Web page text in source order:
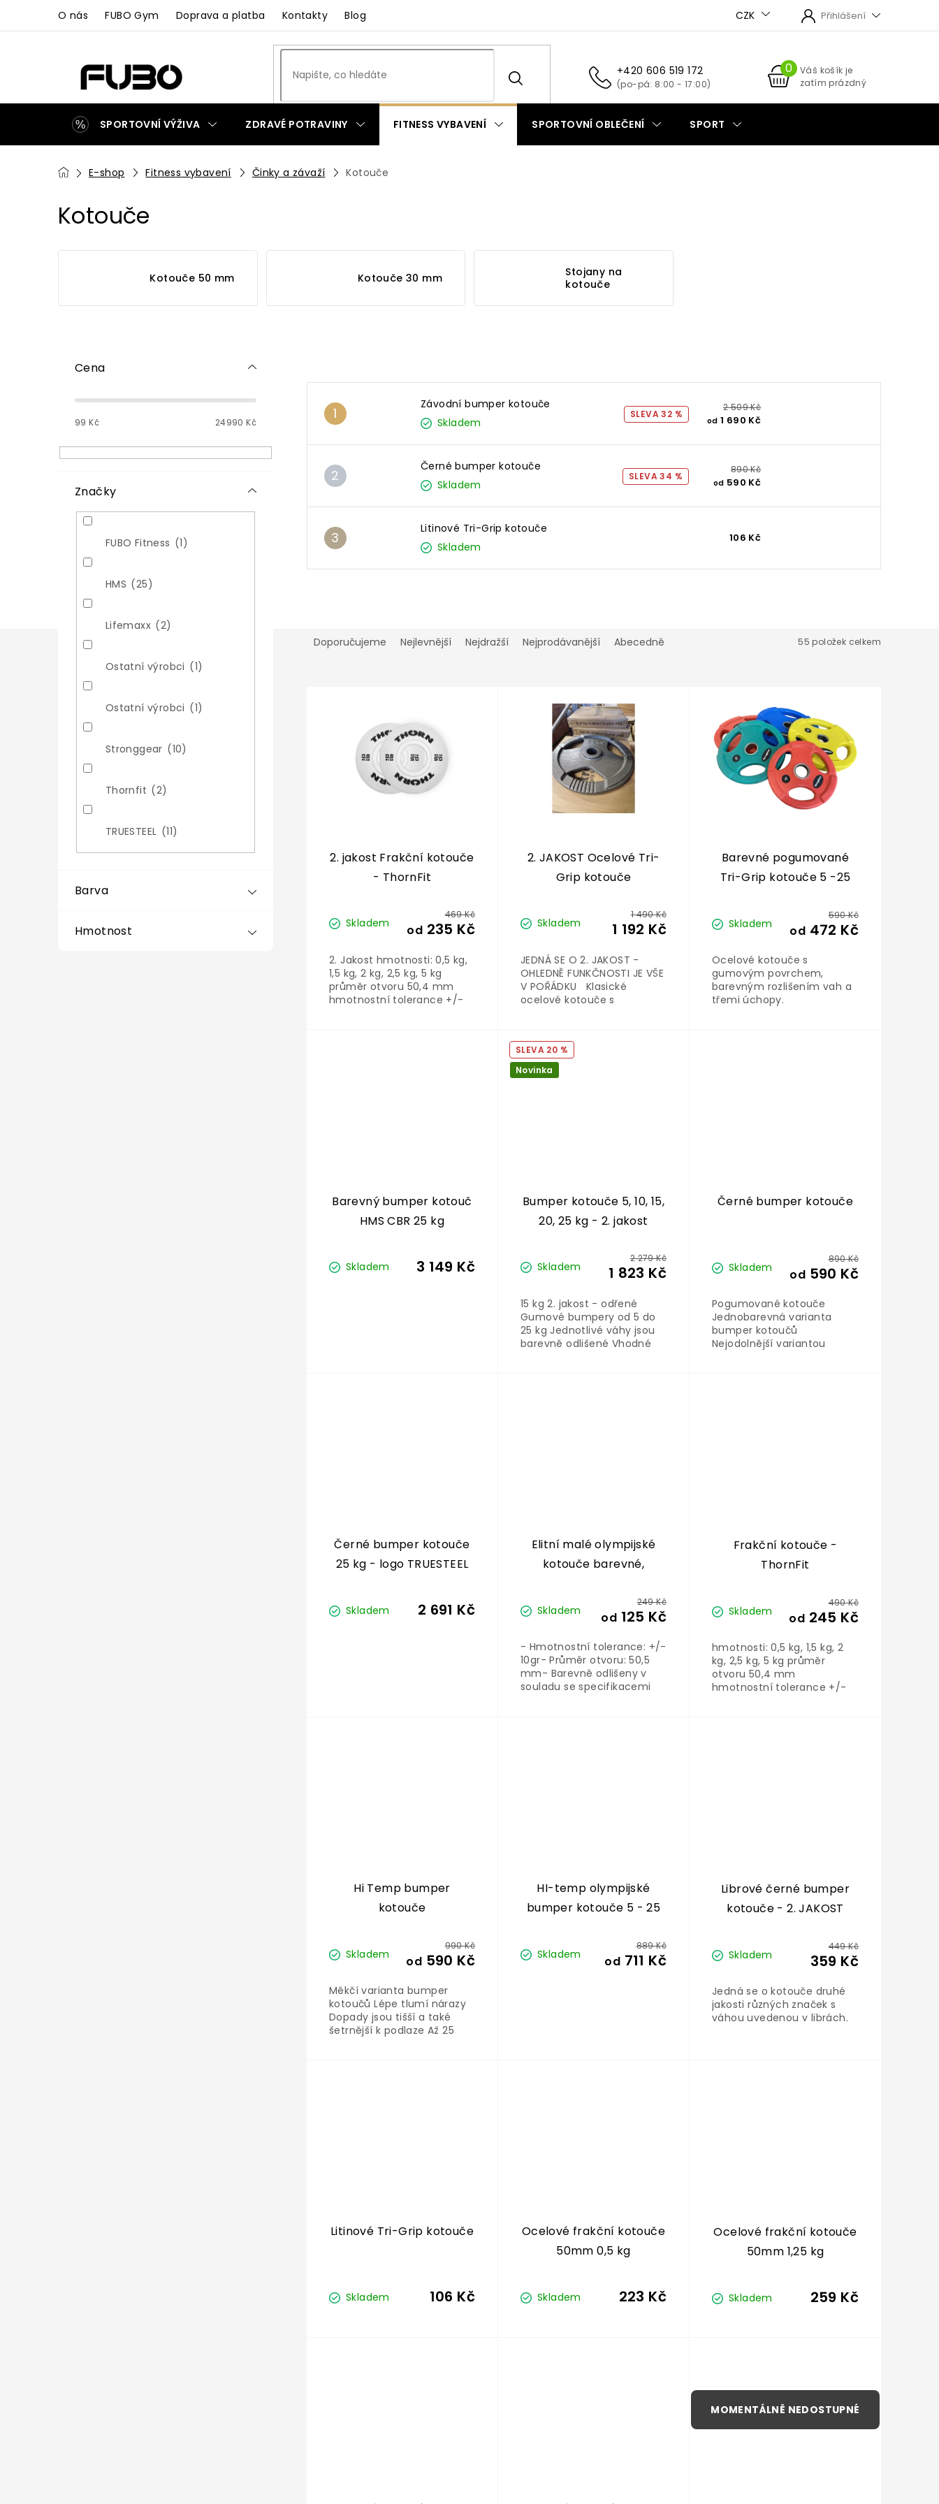
obsah
O nás FUBO Gym Doprava a platba Kontakty Blog CZK Přihlášení
+420 606 519 172
NÁKUPNÍ
KOŠÍK
Váš košík je
zatím prázdný
SPORTOVNÍ VÝŽIVA ZDRAVÉ POTRAVINY FITNESS VYBAVENÍ SPORTOVNÍ OBLEČENÍ SPORT
ZAKÁZKOVÁ VÝROBA
DomůE-shop Fitness vybavení Činky a závaží Kotouče
Kotouče
Kotouče 50 mm Kotouče 30 mm
Stojany na
kotouče
n
n
Cena
99 Kč 24990 Kč
Značky
FUBO Fitness 1
HMS 25
Lifemaxx 2
Ostatní výrobci 1
Ostatní výrobci 1
Stronggear 10
Thornfit 2
TRUESTEEL 11
Barva
Hmotnost
Závodní bumper kotouče
Skladem
2 509 Kč
32 %
od 1 690 Kč
Černé bumper kotouče
Skladem
890 Kč
34 %
od 590 Kč
Litinové Tri-Grip kotouče
Skladem
106 Kč
aDoporučujeme Nejlevnější Nejdražší Nejprodávanější Abecedně 55 položek celkem
2. jakost Frakční kotouče
- ThornFit
Skladem
469 Kč
od 235 Kč
2. Jakost hmotnosti: 0,5 kg,
1,5 kg, 2 kg, 2,5 kg, 5 kg
průměr otvoru 50,4 mm
hmotnostní tolerance +/-
2. JAKOST Ocelové Tri-
Grip kotouče
Skladem
1 490 Kč
1 192 Kč
JEDNÁ SE O 2. JAKOST -
OHLEDNĚ FUNKČNOSTI JE VŠE
V POŘÁDKU Klasické
ocelové kotouče s
a nakládání na činku
Barevné pogumované
Tri-Grip kotouče 5 -25
Skladem
590 Kč
od 472 Kč
Ocelové kotouče s
gumovým povrchem,
barevným rozlišením vah a
třemi úchopy.
Barevný bumper kotouč
HMS CBR 25 kg
Skladem 3 149 Kč
20 %
Novinka
Bumper kotouče 5, 10, 15,
20, 25 kg - 2. jakost
Skladem
2 279 Kč
1 823 Kč
15 kg 2. jakost - odřené
Gumové bumpery od 5 do
25 kg Jednotlivé váhy jsou
barevně odlišené Vhodné
Černé bumper kotouče
Skladem
890 Kč
od 590 Kč
Pogumované kotouče
Jednobarevná varianta
bumper kotoučů
Nejodolnější variantou
Černé bumper kotouče
25 kg - logo TRUESTEEL
Skladem 2 691 Kč
Elitní malé olympijské
kotouče barevné,
Skladem
249 Kč
od 125 Kč
- Hmotnostní tolerance: +/-
10gr- Průměr otvoru: 50,5
mm- Barevně odlišeny v
souladu se specifikacemi
Frakční kotouče -
ThornFit
Skladem
490 Kč
od 245 Kč
hmotnosti: 0,5 kg, 1,5 kg, 2
kg, 2,5 kg, 5 kg průměr
otvoru 50,4 mm
hmotnostní tolerance +/-
Hi Temp bumper
kotouče
Skladem
990 Kč
od 590 Kč
Měkčí varianta bumper
kotoučů Lépe tlumí nárazy
Dopady jsou tišší a také
šetrnější k podlaze Až 25
HI-temp olympijské
bumper kotouče 5 - 25
Skladem
889 Kč
od 711 Kč
Librové černé bumper
kotouče - 2. JAKOST
Skladem
449 Kč
359 Kč
Jedná se o kotouče druhé
jakosti různých značek s
váhou uvedenou v librách.
Litinové Tri-Grip kotouče
Skladem 106 Kč
Ocelové frakční kotouče
50mm 0,5 kg
Skladem 223 Kč
Ocelové frakční kotouče
50mm 1,25 kg
Skladem 259 Kč